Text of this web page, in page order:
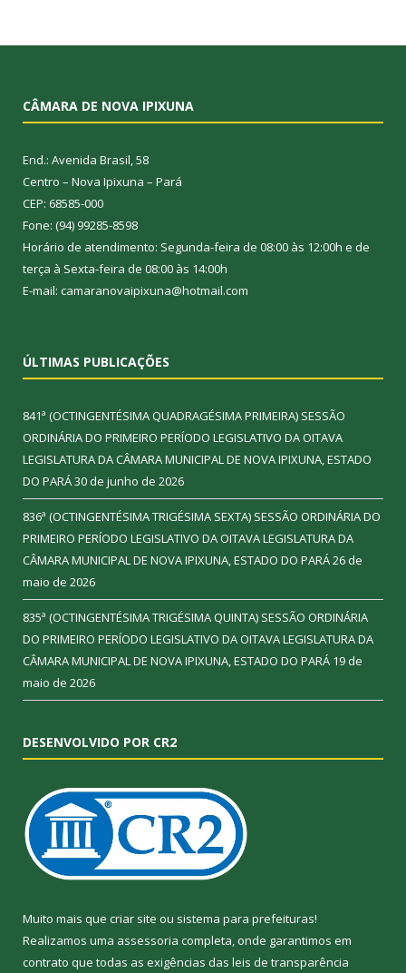
CÂMARA DE NOVA IPIXUNA
End.: Avenida Brasil, 58
Centro – Nova Ipixuna – Pará
CEP: 68585-000
Fone: (94) 99285-8598
Horário de atendimento: Segunda-feira de 08:00 às 12:00h e de
terça à Sexta-feira de 08:00 às 14:00h
E-mail: camaranovaipixuna@hotmail.com
ÚLTIMAS PUBLICAÇÕES
841ª (OCTINGENTÉSIMA QUADRAGÉSIMA PRIMEIRA) SESSÃO
ORDINÁRIA DO PRIMEIRO PERÍODO LEGISLATIVO DA OITAVA
LEGISLATURA DA CÂMARA MUNICIPAL DE NOVA IPIXUNA, ESTADO
DO PARÁ30 de junho de 2026
836ª (OCTINGENTÉSIMA TRIGÉSIMA SEXTA) SESSÃO ORDINÁRIA DO
PRIMEIRO PERÍODO LEGISLATIVO DA OITAVA LEGISLATURA DA
CÂMARA MUNICIPAL DE NOVA IPIXUNA, ESTADO DO PARÁ26 de
maio de 2026
835ª (OCTINGENTÉSIMA TRIGÉSIMA QUINTA) SESSÃO ORDINÁRIA
DO PRIMEIRO PERÍODO LEGISLATIVO DA OITAVA LEGISLATURA DA
CÂMARA MUNICIPAL DE NOVA IPIXUNA, ESTADO DO PARÁ 19 de
maio de 2026
DESENVOLVIDO POR CR2
Muito mais que criar site ou sistema para prefeituras!
Realizamos uma assessoria completa, onde garantimos em
contrato que todas as exigências das leis de transparência